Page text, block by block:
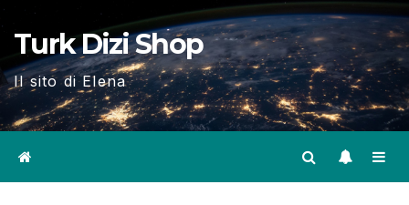
Skip
content
Turk Dizi Shop
Il sito di Elena